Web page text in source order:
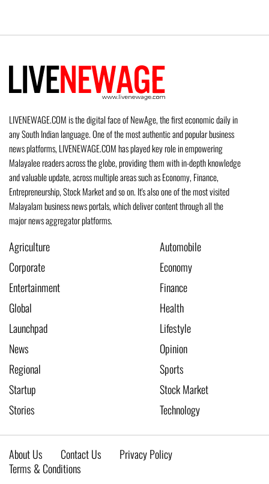
LIVENEWAGE.COM is the digital face of NewAge, the first economic daily in
any South Indian language. One of the most authentic and popular business
news platforms, LIVENEWAGE.COM has played key role in empowering
Malayalee readers across the globe, providing them with in-depth knowledge
and valuable update, across multiple areas such as Economy, Finance,
Entrepreneurship, Stock Market and so on. It's also one of the most visited
Malayalam business news portals, which deliver content through all the
major news aggregator platforms.
Agriculture
Automobile
Corporate
Economy
Entertainment
Finance
Global
Health
Launchpad
Lifestyle
News
Opinion
Regional
Sports
Startup
Stock Market
Stories
Technology
About Us Contact Us
Privacy Policy
Terms & Conditions